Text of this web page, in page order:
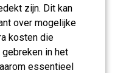
zijn. Dit kan
over mogelijke
kosten die
in het
essentieel